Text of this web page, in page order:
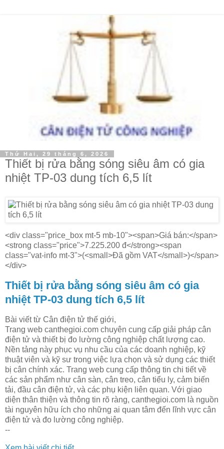
Thứ Hai, 29 tháng 6, 2026
Thiết bị rửa bằng sóng siêu âm có gia
nhiệt TP-03 dung tích 6,5 lít
<div class="price_box mt-5 mb-10"><span>Giá bán:</span>
<strong class="price">7.225.200 đ</strong><span
class="vat-info mt-3">(<small>Đã gồm VAT</small>)</span>
</div>
Thiết bị rửa bằng sóng siêu âm có gia
nhiệt TP-03 dung tích 6,5 lít
Bài viết từ Cân điện tử thế giới,
Trang web canthegioi.com chuyên cung cấp giải pháp cân
điện tử và thiết bị đo lường công nghiệp chất lượng cao.
Nền tảng này phục vụ nhu cầu của các doanh nghiệp, kỹ
thuật viên và kỹ sư trong việc lựa chọn và sử dụng các thiết
bị cân chính xác. Trang web cung cấp thông tin chi tiết về
các sản phẩm như cân sàn, cân treo, cân tiểu ly, cảm biến
tải, đầu cân điện tử, và các phụ kiện liên quan. Với giao
diện thân thiện và thông tin rõ ràng, canthegioi.com là nguồn
tài nguyên hữu ích cho những ai quan tâm đến lĩnh vực cân
điện tử và đo lường công nghiệp.
--